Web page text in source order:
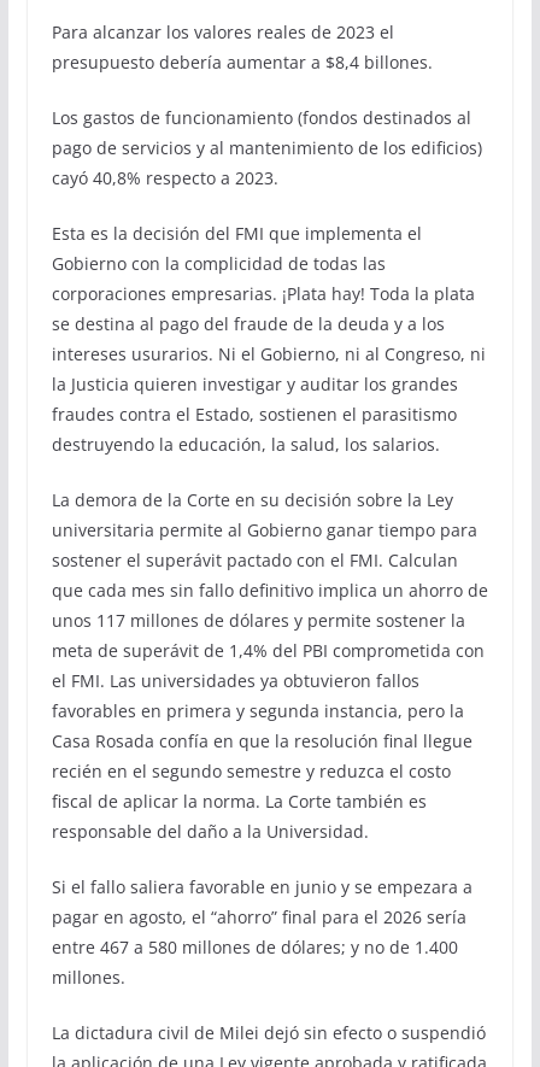
Para alcanzar los valores reales de 2023 el
presupuesto debería aumentar a $8,4 billones.
Los gastos de funcionamiento (fondos destinados al
pago de servicios y al mantenimiento de los edificios)
cayó 40,8% respecto a 2023.
Esta es la decisión del FMI que implementa el
Gobierno con la complicidad de todas las
corporaciones empresarias. ¡Plata hay! Toda la plata
se destina al pago del fraude de la deuda y a los
intereses usurarios. Ni el Gobierno, ni al Congreso, ni
la Justicia quieren investigar y auditar los grandes
fraudes contra el Estado, sostienen el parasitismo
destruyendo la educación, la salud, los salarios.
La demora de la Corte en su decisión sobre la Ley
universitaria permite al Gobierno ganar tiempo para
sostener el superávit pactado con el FMI. Calculan
que cada mes sin fallo definitivo implica un ahorro de
unos 117 millones de dólares y permite sostener la
meta de superávit de 1,4% del PBI comprometida con
el FMI. Las universidades ya obtuvieron fallos
favorables en primera y segunda instancia, pero la
Casa Rosada confía en que la resolución final llegue
recién en el segundo semestre y reduzca el costo
fiscal de aplicar la norma. La Corte también es
responsable del daño a la Universidad.
Si el fallo saliera favorable en junio y se empezara a
pagar en agosto, el “ahorro” final para el 2026 sería
entre 467 a 580 millones de dólares; y no de 1.400
millones.
La dictadura civil de Milei dejó sin efecto o suspendió
la aplicación de una Ley vigente aprobada y ratificada